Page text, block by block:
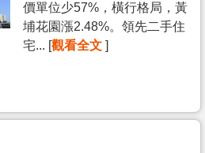
價單位少57%，橫行格局，黃
埔花園漲2.48%。領先二手住
宅... [觀看全文 ]